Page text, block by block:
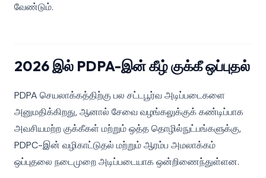
வேண்டும்.
2026 இல் PDPA-இன் கீழ் குக்கீ ஒப்புதல்
PDPA செயலாக்கத்திற்கு பல சட்டபூர்வ அடிப்படைகளை
அனுமதிக்கிறது, ஆனால் சேவை வழங்கலுக்குக் கண்டிப்பாக
அவசியமற்ற குக்கீகள் மற்றும் ஒத்த தொழில்நுட்பங்களுக்கு,
PDPC-இன் வழிகாட்டுதல் மற்றும் ஆரம்ப அமலாக்கம்
ஒப்புதலை நடைமுறை அடிப்படையாக ஒன்றிணைந்துள்ளன.